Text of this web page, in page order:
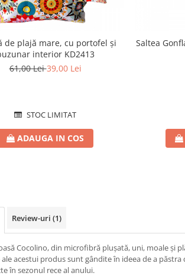
de plajă mare, cu portofel și
interior KD2413
61,00 Lei39,00 Lei
STOC LIMITAT
ADAUGA IN COS
Saltea
Review-uri (1)
Cocolino, din microfibră plușată, uni, moale și
acestui produs sunt gândite în ideea de a
în sezonul rece al anului.